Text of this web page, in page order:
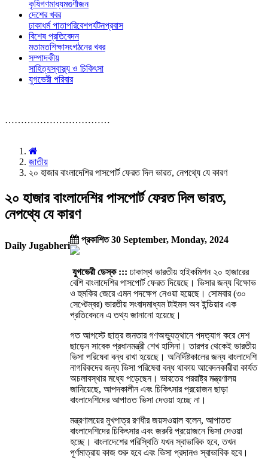
কৃষিগণমাধ্যমগুণীজন
দেশের খবর
ঢাকাধর্ম পাতাপরিবেশপর্যটনপ্রবাস
বিশেষ প্রতিবেদন
মতামতশিক্ষাসংগঠনের খবর
সম্পাদকীয়
সাহিত্যস্বাস্থ্য ও চিকিৎসা
যুগভেরী পরিবার
……………………………
জাতীয়
২০ হাজার বাংলাদেশির পাসপোর্ট ফেরত দিল ভারত, নেপথ্যে যে কারণ
২০ হাজার বাংলাদেশির পাসপোর্ট ফেরত দিল ভারত,
নেপথ্যে যে কারণ
Daily Jugabheri
প্রকাশিত 30 September, Monday, 2024
যুগভেরী ডেস্ক ::: ঢাকাস্থ ভারতীয় হাইকমিশন ২০ হাজারের
বেশি বাংলাদেশির পাসপোর্ট ফেরত দিয়েছে। ভিসার জন্য বিক্ষোভ
ও হুমকির জেরে এমন পদক্ষেপ নেওয়া হয়েছে। সোমবার (৩০
সেপ্টেম্বর) ভারতীয় সংবাদমাধ্যম টাইমস অব ইন্ডিয়ার এক
প্রতিবেদনে এ তথ্য জানানো হয়েছে।
গত আগস্টে ছাত্র জনতার গণঅভ্যুত্থানে পদত্যাগ করে দেশ
ছাড়েন সাবেক প্রধানমন্ত্রী শেখ হাসিনা। তারপর থেকেই ভারতীয়
ভিসা পরিষেবা বন্ধ রাখা হয়েছে। অনির্দিষ্টকালের জন্য বাংলাদেশি
নাগরিকদের জন্য ভিসা পরিষেবা বন্ধ থাকায় আবেদনকারীরা কার্যত
অচলাবস্থার মধ্যে পড়েছেন। ভারতের পররাষ্ট্র মন্ত্রণালয়
জানিয়েছে, আপদকালীন এবং চিকিৎসার প্রয়োজন ছাড়া
বাংলাদেশিদের আপাতত ভিসা দেওয়া হচ্ছে না।
মন্ত্রণালয়ের মুখপাত্র রণধীর জয়সওয়াল বলেন, আপাতত
বাংলাদেশিদের চিকিৎসার এবং জরুরি প্রয়োজনে ভিসা দেওয়া
হচ্ছে। বাংলাদেশের পরিস্থিতি যখন স্বাভাবিক হবে, তখন
পূর্ণমাত্রায় কাজ শুরু হবে এবং ভিসা প্রদানও স্বাভাবিক হবে।